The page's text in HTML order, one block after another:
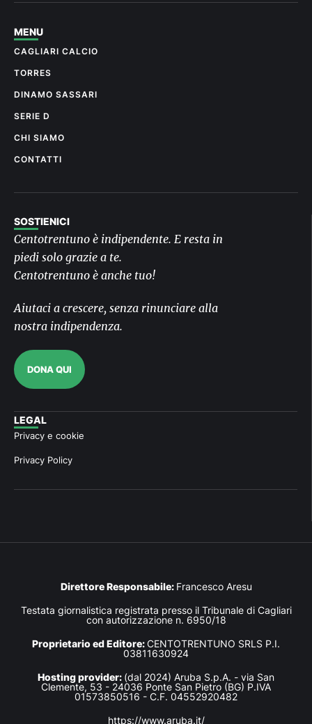
MENU
CAGLIARI CALCIO
TORRES
DINAMO SASSARI
SERIE D
CHI SIAMO
CONTATTI
SOSTIENICI
Centotrentuno è indipendente. E resta in
piedi solo grazie a te.
Centotrentuno è anche tuo!
Aiutaci a crescere, senza rinunciare alla
nostra indipendenza.
DONA QUI
LEGAL
Privacy e cookie
Privacy Policy
Direttore Responsabile: Francesco Aresu
Testata giornalistica registrata presso il Tribunale di Cagliari
con autorizzazione n. 6950/18
Proprietario ed Editore:CENTOTRENTUNO SRLS P.I.
03811630924
Hosting provider: (dal 2024) Aruba S.p.A. - via San
Clemente, 53 - 24036 Ponte San Pietro (BG) P.IVA
01573850516 - C.F. 04552920482
https://www.aruba.it/